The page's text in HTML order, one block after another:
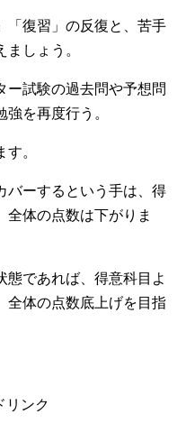
「復習」の反復と、苦手
しょう。
ー試験の過去問や予想問
を再度行う。
。
バーするという手は、得
全体の点数は下がりま
態であれば、得意科目よ
全体の点数底上げを目指
リンク